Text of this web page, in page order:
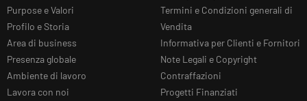
Purpose e Valori
Profilo e Storia
Area di business
Presenza globale
Ambiente di lavoro
Lavora con noi
Termini e Condizioni generali di
Vendita
Informativa per Clienti e Fornitori
Note Legali e Copyright
Contraffazioni
Progetti Finanziati